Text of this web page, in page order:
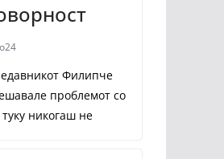
Филипче
проблемот со
никогаш не